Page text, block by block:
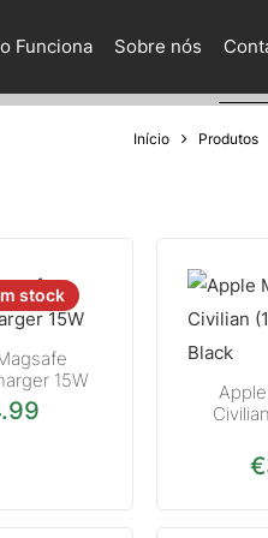
Funciona Sobre nós
Início Produtos
stock
15W
€